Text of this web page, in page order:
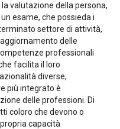
valutazione della persona,
esame, che possieda i
settore di attività,
delle
professionali
facilita il loro
diverse,
più integrato è
delle professioni. Di
coloro che devono o
capacità